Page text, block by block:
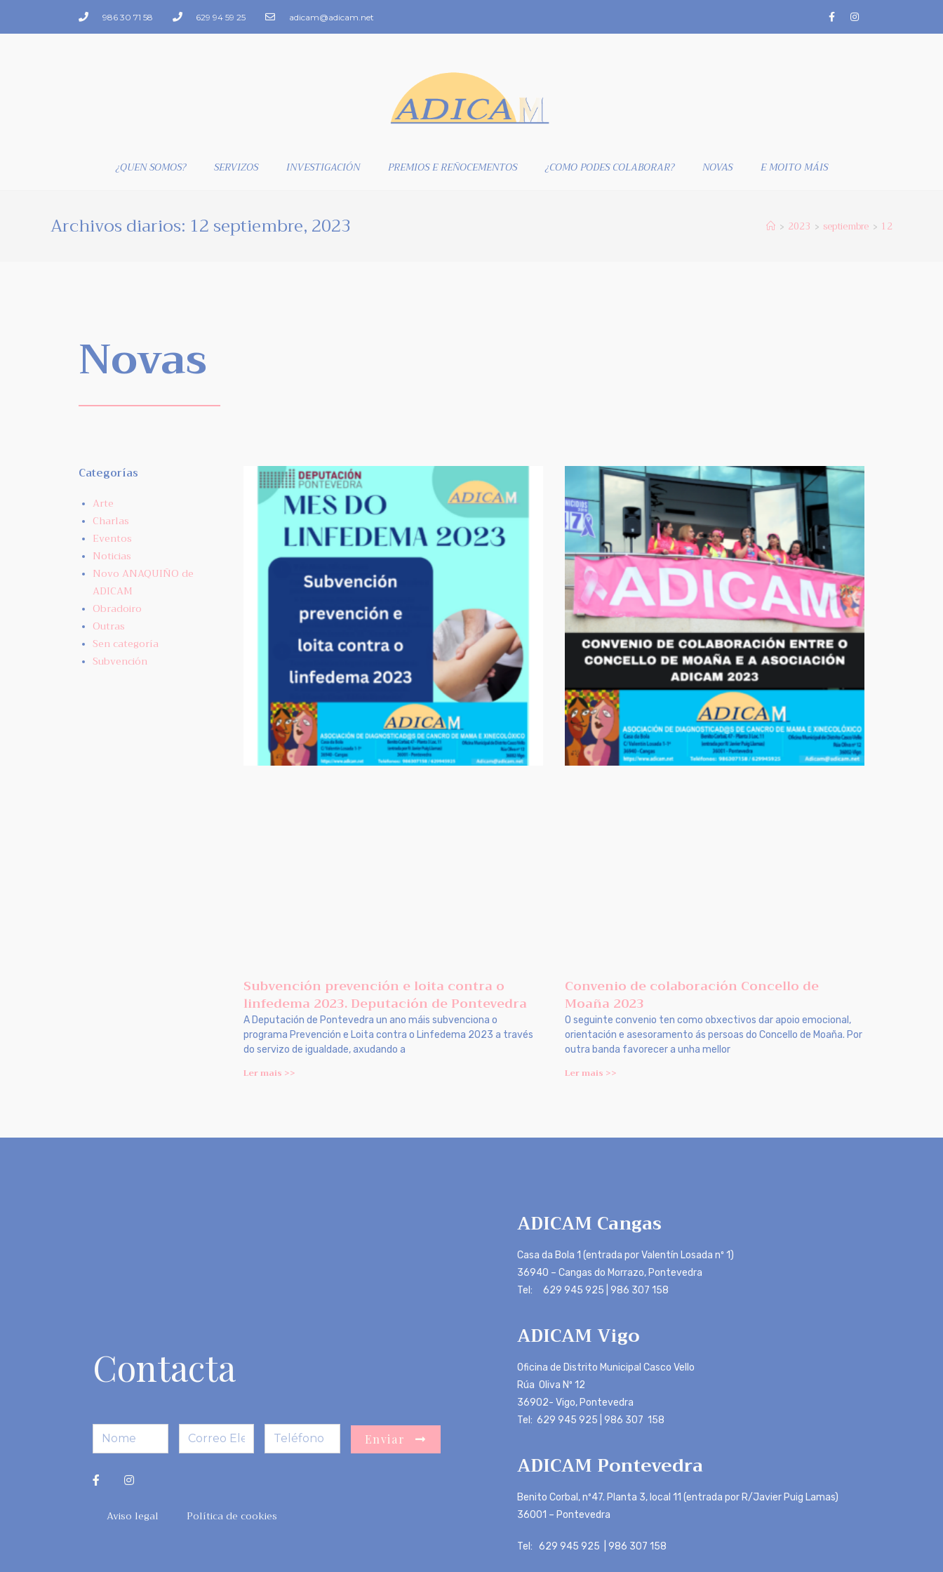
986 30 71 58 629 94 59 25 adicam@adicam.net
¿QUEN SOMOS? SERVIZOS INVESTIGACIÓN PREMIOS E REÑOCEMENTOS ¿COMO PODES COLABORAR? NOVAS E MOITO MÁIS
Archivos diarios: 12 septiembre, 2023 > 2023 > septiembre > 12
Novas
Categorías
Arte
Charlas
Eventos
Noticias
Novo ANAQUIÑO de
ADICAM
Obradoiro
Outras
Sen categoría
Subvención
Subvención prevención e loita contra o
linfedema 2023. Deputación de Pontevedra
A Deputación de Pontevedra un ano máis subvenciona o
programa Prevención e Loita contra o Linfedema 2023 a través
do servizo de igualdade, axudando a
Ler mais >>
Convenio de colaboración Concello de
Moaña 2023
O seguinte convenio ten como obxectivos dar apoio emocional,
orientación e asesoramento ás persoas do Concello de Moaña. Por
outra banda favorecer a unha mellor
Ler mais >>
Contacta
Enviar
Aviso legal Política de cookies
ADICAM Cangas
Casa da Bola 1 (entrada por Valentín Losada nº 1)
36940 – Cangas do Morrazo, Pontevedra
Tel: 629 945 925 | 986 307 158
ADICAM Vigo
Oficina de Distrito Municipal Casco Vello
Rúa Oliva Nº 12
36902- Vigo, Pontevedra
Tel: 629 945 925 | 986 307 158
ADICAM Pontevedra
Benito Corbal, nº47. Planta 3, local 11 (entrada por R/Javier Puig Lamas)
36001 – Pontevedra
Tel: 629 945 925 | 986 307 158